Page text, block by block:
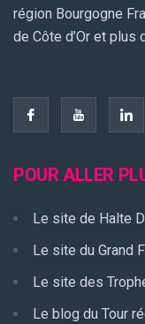
région Bourgogne
de Côte d’Or et plus
POUR ALLER
Le site de Halte
Le site du Grand
Le site des
Le blog du Tour